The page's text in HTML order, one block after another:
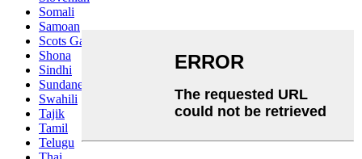
Somali
Samoan
Scots Gaelic
Shona
Sindhi
Sundanese
Swahili
Tajik
Tamil
Telugu